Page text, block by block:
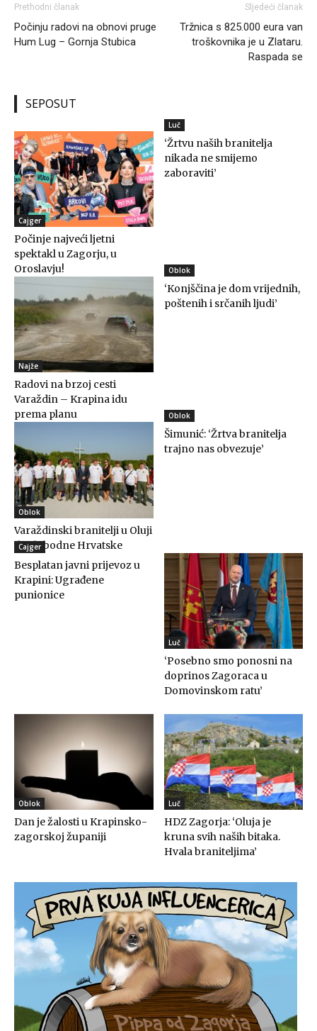
Prethodni članak
Počinju radovi na obnovi pruge
Hum Lug – Gornja Stubica
Sljedeći članak
Tržnica s 825.000 eura van
troškovnika je u Zlataru.
Raspada se
SEPOSUT
Cajger
Počinje najveći ljetni
spektakl u Zagorju, u
Oroslavju!
Luč
‘Žrtvu naših branitelja
nikada ne smijemo
zaboraviti’
Najže
Radovi na brzoj cesti
Varaždin – Krapina idu
prema planu
Oblok
‘Konjščina je dom vrijednih,
poštenih i srčanih ljudi’
Oblok
Varaždinski branitelji u Oluji
do slobodne Hrvatske
Oblok
Šimunić: ‘Žrtva branitelja
trajno nas obvezuje’
Cajger
Besplatan javni prijevoz u
Krapini: Ugrađene
punionice
Luč
‘Posebno smo ponosni na
doprinos Zagoraca u
Domovinskom ratu’
Oblok
Dan je žalosti u Krapinsko-
zagorskoj županiji
Luč
HDZ Zagorja: ‘Oluja je
kruna svih naših bitaka.
Hvala braniteljima’